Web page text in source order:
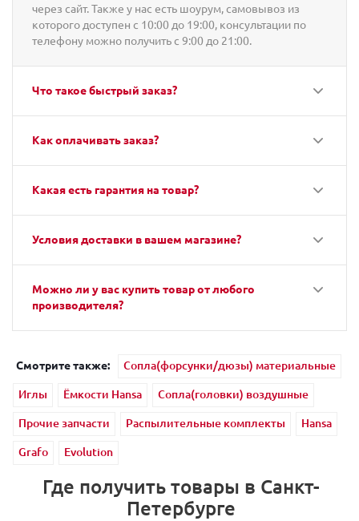
через сайт. Также у нас есть шоурум, самовывоз из
которого доступен с 10:00 до 19:00, консультации по
телефону можно получить с 9:00 до 21:00.
Что такое быстрый заказ?
Как оплачивать заказ?
Какая есть гарантия на товар?
Условия доставки в вашем магазине?
Можно ли у вас купить товар от любого
производителя?
Смотрите также:
Сопла(форсунки/дюзы) материальные
Иглы
Ёмкости Hansa
Сопла(головки) воздушные
Прочие запчасти
Распылительные комплекты
Hansa
Grafo
Evolution
Где получить товары в Санкт-
Петербурге